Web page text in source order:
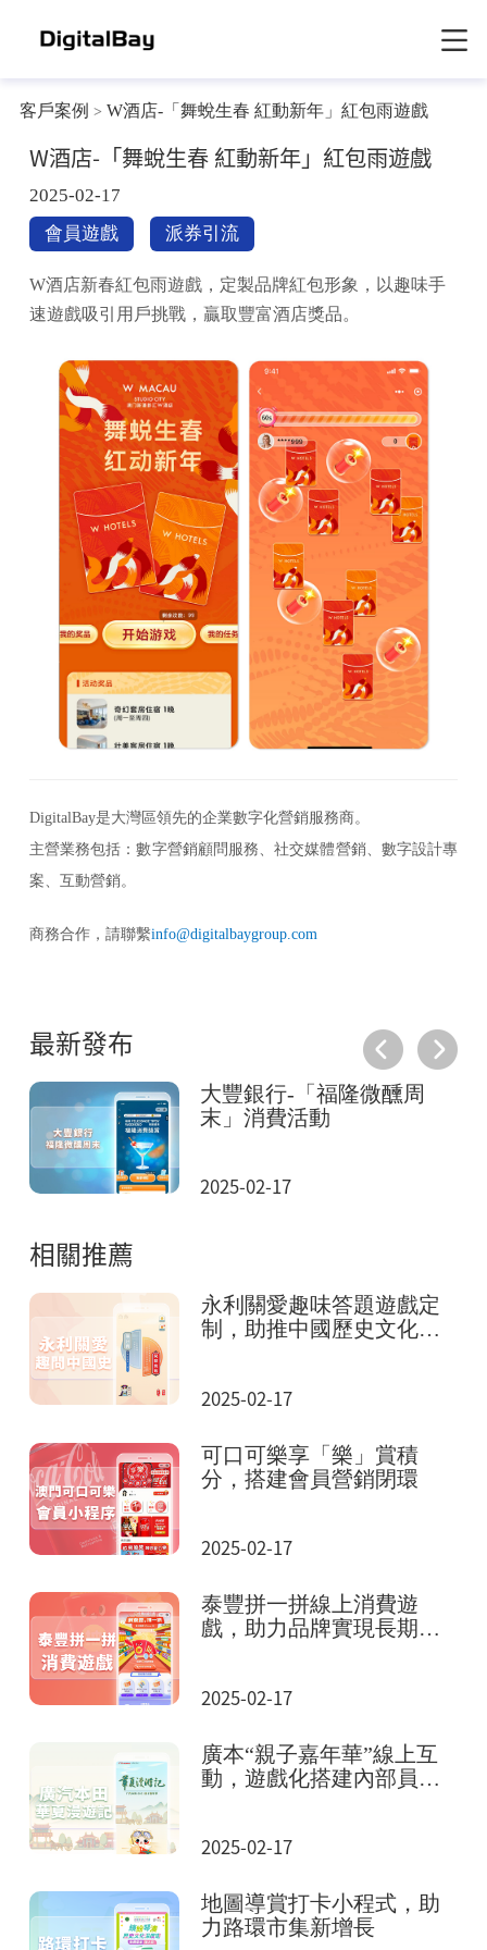
客戶案例 > W酒店-「舞蛻生春 紅動新年」紅包雨遊戲
W酒店-「舞蛻生春 紅動新年」紅包雨遊戲
2025-02-17
會員遊戲
派券引流
W酒店新春紅包雨遊戲，定製品牌紅包形象，以趣味手
速遊戲吸引用戶挑戰，贏取豐富酒店獎品。
DigitalBay是大灣區領先的企業數字化營銷服務商。
主營業務包括：數字營銷顧問服務、社交媒體營銷、數字設計專
案、互動營銷。
商務合作，請聯繫info@digitalbaygroup.com
最新發布
大豐銀行-「福隆微醺周
末」消費活動
2025-02-17
相關推薦
永利關愛趣味答題遊戲定
制，助推中國歷史文化傳
2025-02-17
可口可樂享「樂」賞積
分，搭建會員營銷閉環
2025-02-17
泰豐拼一拼線上消費遊
戲，助力品牌實現長期全
2025-02-17
廣本“親子嘉年華”線上互
動，遊戲化搭建內部員工
2025-02-17
地圖導賞打卡小程式，助
力路環市集新增長